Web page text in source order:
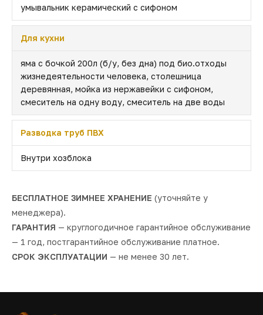
умывальник керамический с сифоном
Для кухни
яма с бочкой 200л (б/у, без дна) под био.отходы
жизнедеятельности человека, столешница
деревянная, мойка из нержавейки с сифоном,
смеситель на одну воду, смеситель на две воды
Разводка труб ПВХ
Внутри хозблока
БЕСПЛАТНОЕ ЗИМНЕЕ ХРАНЕНИЕ (уточняйте у
менеджера).
ГАРАНТИЯ — круглогодичное гарантийное обслуживание
— 1 год, постгарантийное обслуживание платное.
СРОК ЭКСПЛУАТАЦИИ — не менее 30 лет.